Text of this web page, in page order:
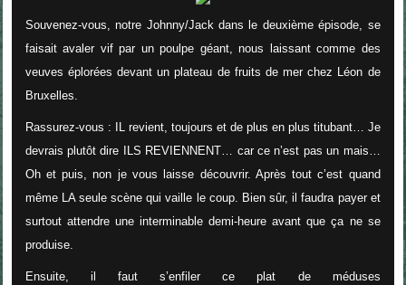
Souvenez-vous, notre Johnny/Jack dans le deuxième épisode, se
faisait avaler vif par un poulpe géant, nous laissant comme des
veuves éplorées devant un plateau de fruits de mer chez Léon de
Bruxelles.
Rassurez-vous : IL revient, toujours et de plus en plus titubant… Je
devrais plutôt dire ILS REVIENNENT… car ce n’est pas un mais…
Oh et puis, non je vous laisse découvrir. Après tout c’est quand
même LA seule scène qui vaille le coup. Bien sûr, il faudra payer et
surtout attendre une interminable demi-heure avant que ça ne se
produise.
Ensuite, il faut s’enfiler ce plat de méduses